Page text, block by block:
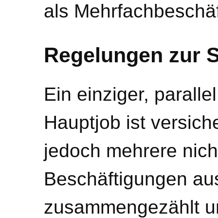
als
Regelungen zur
Ein einziger,
Hauptjob ist
jedoch mehrere
Beschäftigungen
zusammengezählt